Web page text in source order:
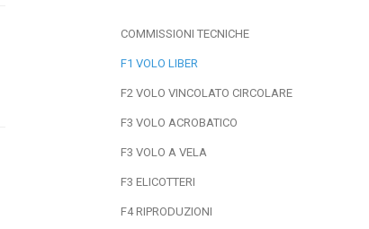
COMMISSIONI TECNICHE
F1 VOLO LIBER
F2 VOLO VINCOLATO CIRCOLARE
F3 VOLO ACROBATICO
F3 VOLO A VELA
F3 ELICOTTERI
F4 RIPRODUZIONI